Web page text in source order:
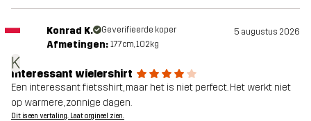
K
Konrad K. Geverifieerde koper 5 augustus 2026
Afmetingen: 177cm, 102kg
Interessant wielershirt
Een interessant fietsshirt, maar het is niet perfect. Het werkt niet
op warmere, zonnige dagen.
Dit is een vertaling. Laat orgineel zien.